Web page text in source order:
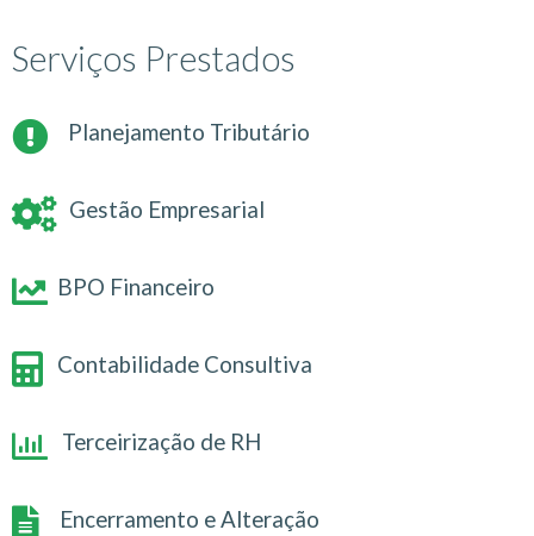
Serviços Prestados
Planejamento Tributário
Gestão Empresarial
BPO Financeiro
Contabilidade Consultiva
Terceirização de RH
Encerramento e Alteração